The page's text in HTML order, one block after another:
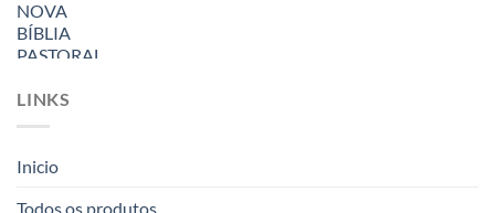
LINKS
Inicio
Todos os produtos